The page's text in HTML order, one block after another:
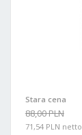
Stara cena
88,00 PLN
71,54 PLN netto